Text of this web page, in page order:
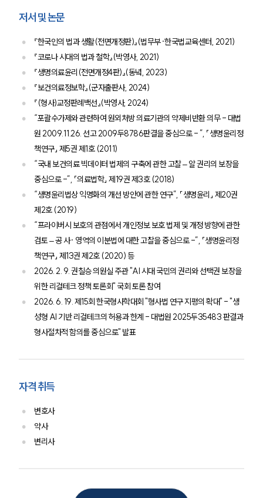
저서 및 논문
『한국인의 법과 생활(전면개정판)』(법무부·한국법교육센터, 2021)
『코로나 시대의 법과 철학』(박영사, 2021)
『생명의료윤리(전면개정4판)』(동녘, 2023)
『보건의료정보학』(군자출판사, 2024)
『(형사)교정판례백선』(박영사, 2024)
“포괄수가제와 관련하여 원외처방 의료기관의 약제비반환 의무 - 대법
원 2009.11.26. 선고 2009두8786판결을 중심으로 - ”, 「생명윤리정
책연구」 제5권 제1호 (2011)
“국내 보건의료 빅데이터 법제의 구축에 관한 고찰 – 알 권리의 보장을
중심으로 -”, 「의료법학」 제19권 제3호 (2018)
“생명윤리법상 익명화의 개선 방안에 관한 연구”, 「생명윤리」 제20권
제2호 (2019)
“프라이버시 보호의 관점에서 개인정보 보호 법제 및 개정 방향에 관한
검토 – 공 사· 영역의 이분법에 대한 고찰을 중심으로 -”, 「생명윤리정
책연구」 제13권 제2호 (2020) 등
2026. 2. 9. 권칠승 의원실 주관 "AI 시대 국민의 권리와 선택권 보장을
위한 리걸테크 정책 토론회" 국회 토론 참여
2026. 6. 19. 제15회 한국형사학대회 "형사법 연구 지평의 확대" - "생
성형 AI 기반 리걸테크의 허용과 한계 - 대법원 2025두35483 판결과
형사절차적 함의를 중심으로" 발표
자격 취득
변호사
약사
변리사